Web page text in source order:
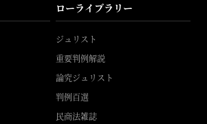
ローライブラリー
ジュリスト
重要判例解説
論究ジュリスト
判例百選
民商法雑誌